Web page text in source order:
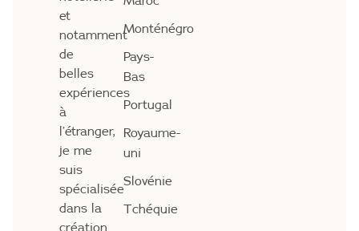
et
notamment
de
belles
expériences
à
l’étranger,
je me
suis
spécialisée
dans la
création
Monténégro
Pays-
Bas
Portugal
Royaume-
uni
Slovénie
Tchéquie